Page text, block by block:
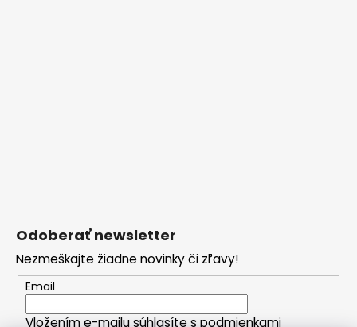
Odoberať newsletter
Nezmeškajte žiadne novinky či zľavy!
Email
Vložením e-mailu súhlasíte spodmienkami